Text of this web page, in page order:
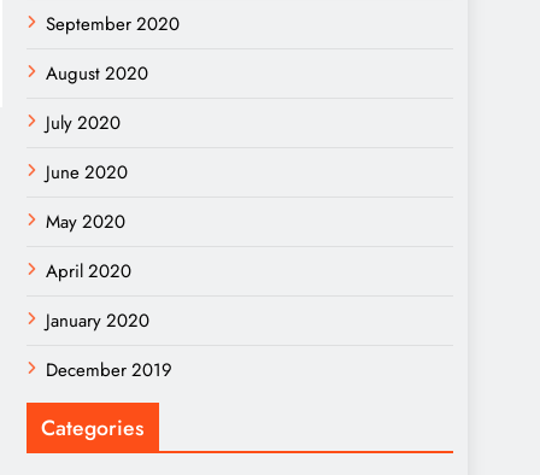
September 2020
August 2020
July 2020
June 2020
May 2020
April 2020
January 2020
December 2019
Categories